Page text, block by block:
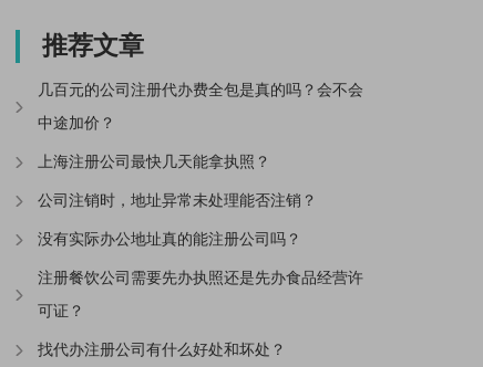
推荐文章
几百元的公司注册代办费全包是真的吗？会不会
中途加价？
上海注册公司最快几天能拿执照？
公司注销时，地址异常未处理能否注销？
没有实际办公地址真的能注册公司吗？
注册餐饮公司需要先办执照还是先办食品经营许
可证？
找代办注册公司有什么好处和坏处？